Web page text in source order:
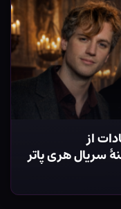
از
هری پاتر